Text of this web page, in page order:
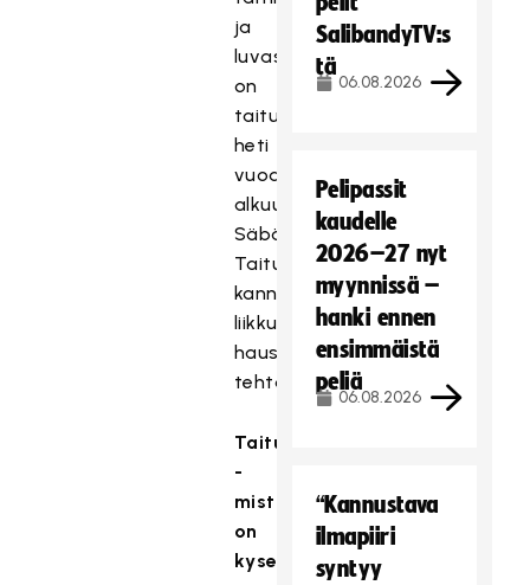
ja
luvassa
on
taituruutta
heti
vuoden
alkuun!
Säbäkipinän
Taiturikisa
kannustaa
liikkumaan
hauskoin
tehtävärastein.
Taiturikisa
-
mistä
on
kyse?
SalibandyTV:s
tä
06.08.2026
Pelipassit
kaudelle
2026–27 nyt
myynnissä –
hanki ennen
ensimmäistä
peliä
06.08.2026
“Kannustava
ilmapiiri
syntyy